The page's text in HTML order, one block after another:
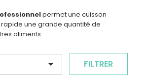
permet une cuisson
une grande quantité de
aliments.
 FILTRER